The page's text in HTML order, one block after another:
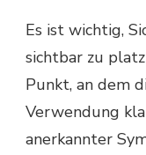
Es ist wichtig,
sichtbar zu
Punkt, an dem
Verwendung
anerkannter